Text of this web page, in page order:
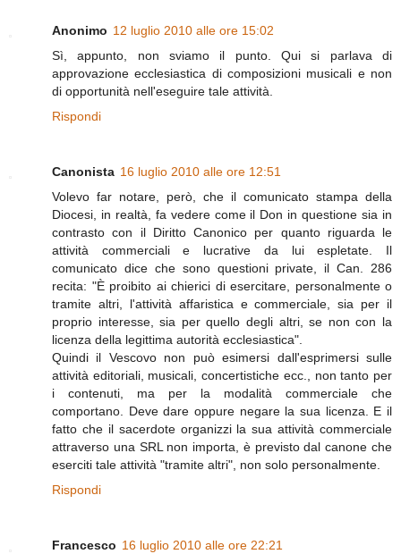
Anonimo 12 luglio 2010 alle ore 15:02
Sì, appunto, non sviamo il punto. Qui si parlava di
approvazione ecclesiastica di composizioni musicali e non
di opportunità nell'eseguire tale attività.
Rispondi
Canonista 16 luglio 2010 alle ore 12:51
Volevo far notare, però, che il comunicato stampa della
Diocesi, in realtà, fa vedere come il Don in questione sia in
contrasto con il Diritto Canonico per quanto riguarda le
attività commerciali e lucrative da lui espletate. Il
comunicato dice che sono questioni private, il Can. 286
recita: "È proibito ai chierici di esercitare, personalmente o
tramite altri, l'attività affaristica e commerciale, sia per il
proprio interesse, sia per quello degli altri, se non con la
licenza della legittima autorità ecclesiastica".
Quindi il Vescovo non può esimersi dall'esprimersi sulle
attività editoriali, musicali, concertistiche ecc., non tanto per
i contenuti, ma per la modalità commerciale che
comportano. Deve dare oppure negare la sua licenza. E il
fatto che il sacerdote organizzi la sua attività commerciale
attraverso una SRL non importa, è previsto dal canone che
eserciti tale attività "tramite altri", non solo personalmente.
Rispondi
Francesco 16 luglio 2010 alle ore 22:21